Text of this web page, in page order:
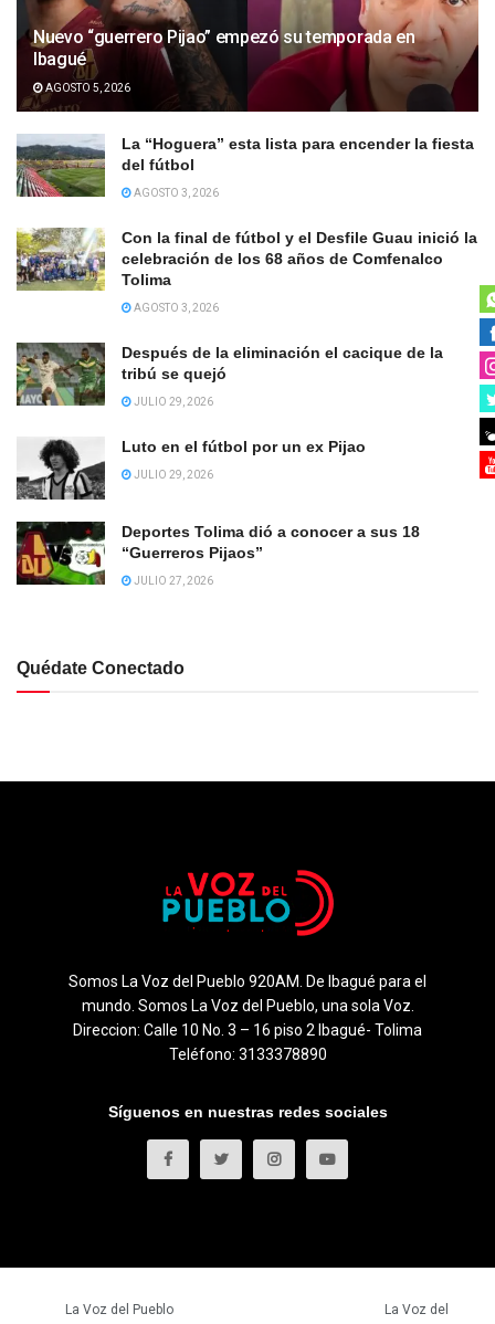
Nuevo “guerrero Pijao” empezó su temporada en
Ibagué
AGOSTO 5, 2026
La “Hoguera” esta lista para encender la fiesta
del fútbol
AGOSTO 3, 2026
Con la final de fútbol y el Desfile Guau inició la
celebración de los 68 años de Comfenalco
Tolima
AGOSTO 3, 2026
Después de la eliminación el cacique de la
tribú se quejó
JULIO 29, 2026
Luto en el fútbol por un ex Pijao
JULIO 29, 2026
Deportes Tolima dió a conocer a sus 18
“Guerreros Pijaos”
JULIO 27, 2026
Quédate Conectado
Somos La Voz del Pueblo 920AM. De Ibagué para el
mundo. Somos La Voz del Pueblo, una sola Voz.
Direccion: Calle 10 No. 3 – 16 piso 2 Ibagué- Tolima
Teléfono: 3133378890
Síguenos en nuestras redes sociales
La Voz del Pueblo La Voz del